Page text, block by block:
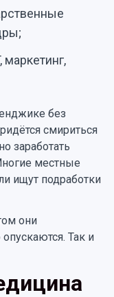
без
смириться
заработать
местные
ищут подработки
они
Так и